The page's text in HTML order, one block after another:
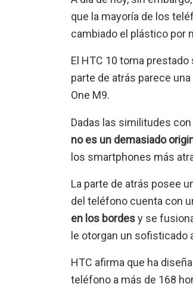
que la mayoría de los
cambiado el plástico por
El HTC 10 toma
parte de atrás parece
One M9.
Dadas las similitudes
no es un demasiado
los smartphones más
La parte de atrás posee
del teléfono cuenta con
en los bordesy se
le otorgan un sofisticado
HTC afirma que ha
teléfono a más de 168